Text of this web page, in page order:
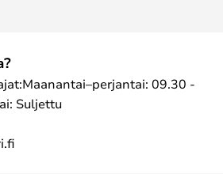
09.30 -
Suljettu